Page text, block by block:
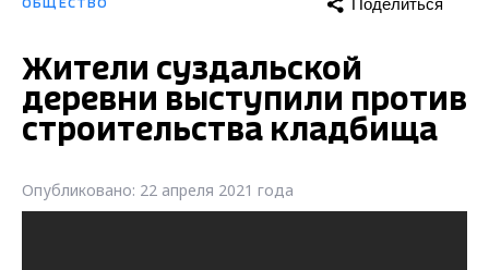
ОБЩЕСТВО Поделиться
Жители суздальской
деревни выступили против
строительства кладбища
Опубликовано: 22 апреля 2021 года